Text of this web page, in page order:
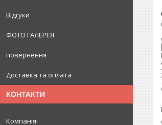
Відгуки
ФОТО ГАЛЕРЕЯ
повернення
Доставка та оплата
КОНТАКТИ